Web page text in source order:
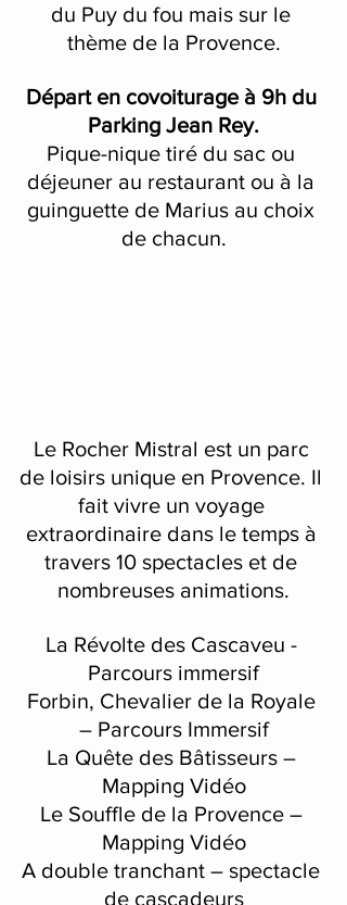
du Puy du fou mais sur le
thème de la Provence.
Départ en covoiturage à 9h du
Parking Jean Rey.
Pique-nique tiré du sac ou
déjeuner au restaurant ou à la
guinguette de Marius au choix
de chacun.
Le Rocher Mistral est un parc
de loisirs unique en Provence. Il
fait vivre un voyage
extraordinaire dans le temps à
travers 10 spectacles et de
nombreuses animations.
La Révolte des Cascaveu -
Parcours immersif
Forbin, Chevalier de la Royale
– Parcours Immersif
La Quête des Bâtisseurs –
Mapping Vidéo
Le Souffle de la Provence –
Mapping Vidéo
A double tranchant – spectacle
de cascadeurs